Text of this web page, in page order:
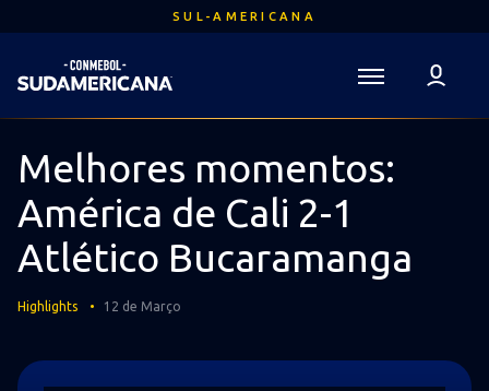
para
conteúdo
principal
SUL-AMERICANA
Mega
Navigation
Highlights
Melhores momentos:
América de Cali 2-1
Atlético Bucaramanga
12 de Março